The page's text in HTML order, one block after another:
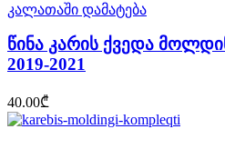
კალათაში დამატება
წინა კარის ქვედა
2019-2021
40.00₾